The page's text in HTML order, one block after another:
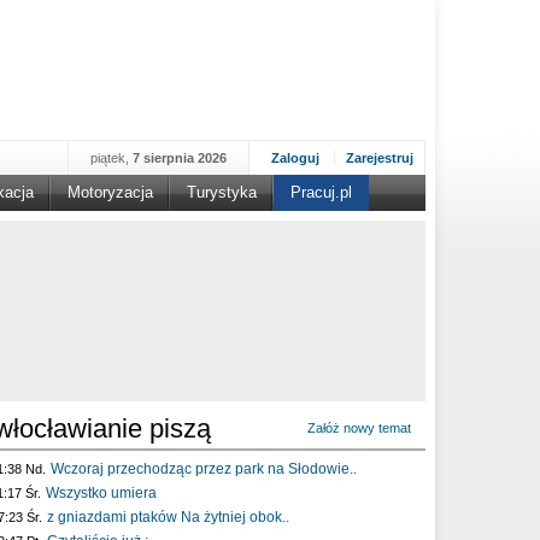
Zaloguj Zarejestruj
piątek, 7 sierpnia 2026
Motoryzacja Turystyka Pracuj.pl
piszą Załóż nowy temat
Nd. Wczoraj przechodząc przez park na Słodowie..
Śr. Wszystko umiera
Śr. z gniazdami ptaków Na żytniej obok..